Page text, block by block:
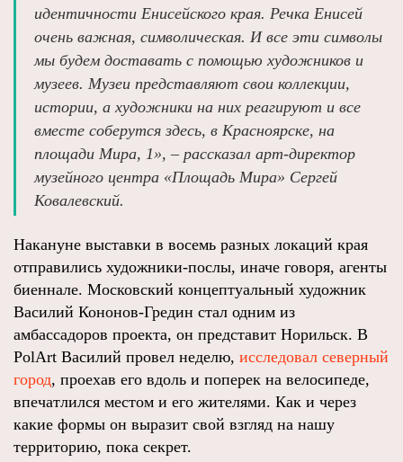
идентичности Енисейского края. Речка Енисей
очень важная, символическая. И все эти символы
мы будем доставать с помощью художников и
музеев. Музеи представляют свои коллекции,
истории, а художники на них реагируют и все
вместе соберутся здесь, в Красноярске, на
площади Мира, 1», – рассказал арт-директор
музейного центра «Площадь Мира» Сергей
Ковалевский.
Накануне выставки в восемь разных локаций края
отправились художники-послы, иначе говоря, агенты
биеннале. Московский концептуальный художник
Василий Кононов-Гредин стал одним из
амбассадоров проекта, он представит Норильск. В
PolArt Василий провел неделю, исследовал северный
город, проехав его вдоль и поперек на велосипеде,
впечатлился местом и его жителями. Как и через
какие формы он выразит свой взгляд на нашу
территорию, пока секрет.